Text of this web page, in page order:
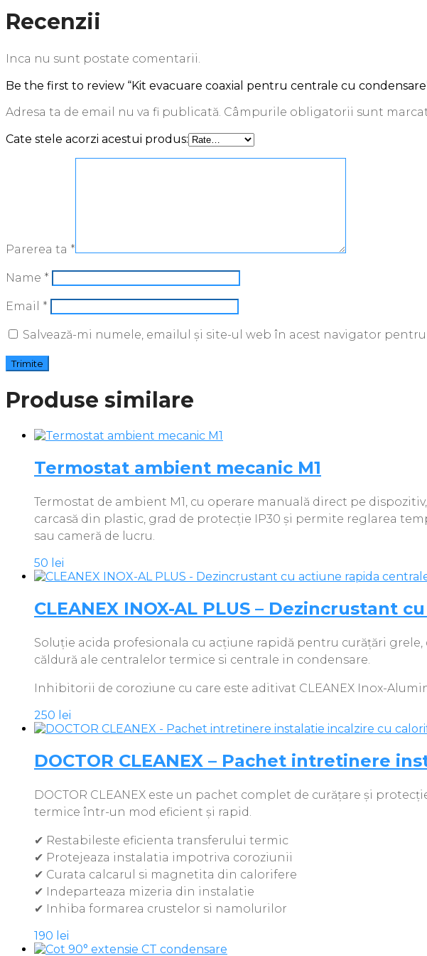
Recenzii
Inca nu sunt postate comentarii.
Be the first to review “Kit evacuare coaxial pentru centrale cu
Adresa ta de email nu va fi publicată. Câmpurile obligatorii sunt
Cate stele acorzi acestui produs:
Parerea ta *
Name *
Email *
Salvează-mi numele, emailul și site-ul web în acest navigator
Produse similare
Termostat ambient mecanic M1
Termostat de ambient M1, cu operare manuală direct pe
carcasă din plastic, grad de protecție IP30 și permite reglarea
sau cameră de lucru.
50 lei
CLEANEX INOX-AL PLUS –
Soluție acida profesionala cu acțiune rapidă pentru curățări
căldură ale centralelor termice si centrale in condensare.
Inhibitorii de coroziune cu care este aditivat CLEANEX Inox-
250 lei
DOCTOR CLEANEX – Pachet intretinere
DOCTOR CLEANEX este un pachet complet de curățare și
termice într-un mod eficient și rapid.
✔ Restabileste eficienta transferului termic
✔ Protejeaza instalatia impotriva coroziunii
✔ Curata calcarul si magnetita din calorifere
✔ Indeparteaza mizeria din instalatie
✔ Inhiba formarea crustelor si namolurilor
190 lei